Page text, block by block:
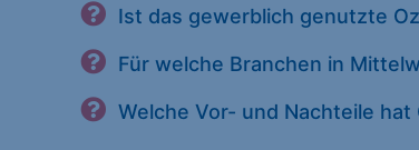
Ist das gewerblich genutzte
Für welche Branchen in
Welche Vor- und Nachteile hat